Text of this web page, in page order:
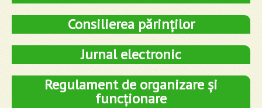
Consilierea părinților
Jurnal electronic
Regulament de organizare și
funcționare